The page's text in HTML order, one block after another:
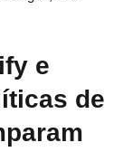
e
de